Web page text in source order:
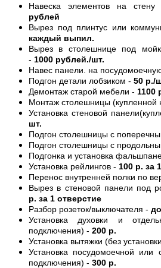
Навеска элементов на
рублей
Вырез под плинтус или
каждый выпил.
Вырез в столешнице под
- 1000 рублей./шт.
Навес панели. на
Подгон детали лобзиком - 50 р./
Демонтаж старой мебели - 1100
Монтаж столешницы (купленной
Установка стеновой
шт.
Подгон столешницы с
Подгон столешницы с
Подгонка и установка
Установка рейлингов - 100 р. за
Перенос внутренней полки по
Вырез в стеновой панели под
р. за 1 отверстие
Разбор розеток/выключателя -
Установка духовки и
подключения) - 200 р.
Установка вытяжки (без
Установка посудомоечной
подключения) - 300 р.